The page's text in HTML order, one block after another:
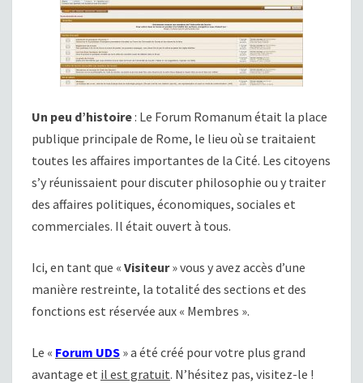
Un peu d’histoire: Le Forum Romanum était la place
publique principale de Rome, le lieu où se traitaient
toutes les affaires importantes de la Cité. Les citoyens
s’y réunissaient pour discuter philosophie ou y traiter
des affaires politiques, économiques, sociales et
commerciales. Il était ouvert à tous.
Ici, en tant que « Visiteur» vous y avez accès d’une
manière restreinte, la totalité des sections et des
fonctions est réservée aux « Membres ».
Le « Forum UDS » a été créé pour votre plus grand
avantage et il est gratuit. N’hésitez pas, visitez-le !